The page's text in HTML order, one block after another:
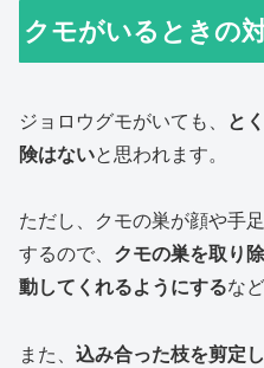
クモがいるときの
ジョロウグモがいても、
と
険はないと思われます。
ただし、クモの巣が顔や手
するので、 クモの巣を取り
動してくれるようにするな
また、 込み合った枝を剪定